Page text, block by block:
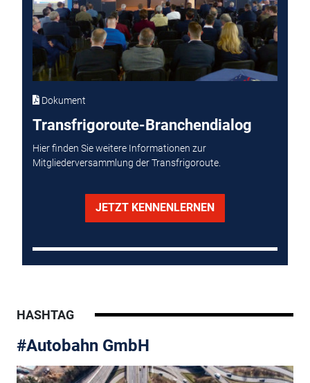
Dokument
Transfrigoroute-Branchendialog
Hier finden Sie weitere Informationen zur
Mitgliederversammlung der Transfrigoroute.
JETZT KENNENLERNEN
HASHTAG
#Autobahn GmbH